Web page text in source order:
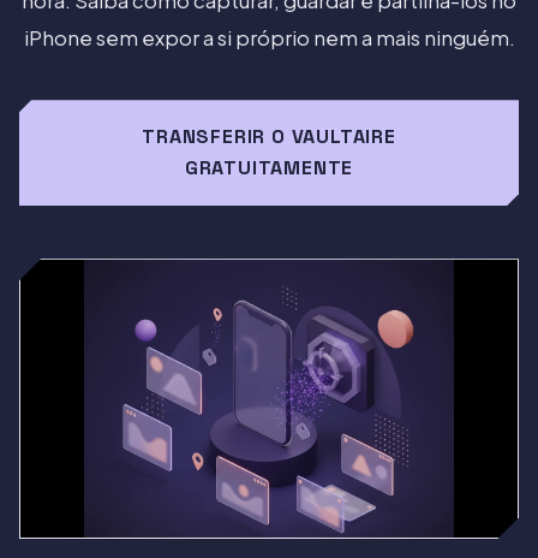
iPhone sem expor a si próprio nem a mais ninguém.
TRANSFERIR O VAULTAIRE
GRATUITAMENTE